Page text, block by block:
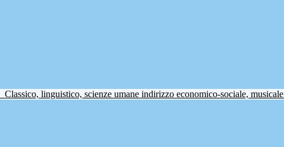
Classico, linguistico, scienze umane indirizzo economico-sociale, musicale